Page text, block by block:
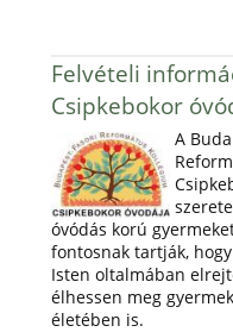
Felvételi
Csipkebokor
A
óvódás korú
fontosnak tartják,
Isten oltalmában
élhessen meg
életében is.